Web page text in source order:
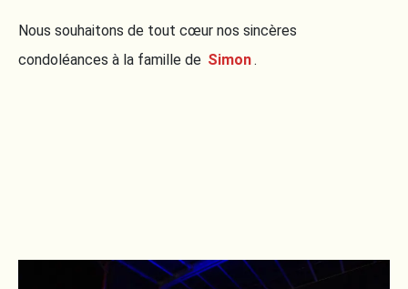
Nous souhaitons de tout cœur nos sincères
condoléances à la famille de Simon.